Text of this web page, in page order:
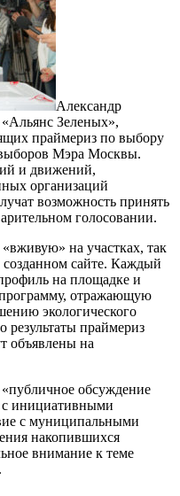
Александр
Зеленых»,
праймериз по выбору
выборов Мэра Москвы.
и движений,
организаций
возможность принять
голосовании.
на участках, так
сайте. Каждый
на площадке и
отражающую
экологического
праймериз
объявлены на
обсуждение
с инициативными
с муниципальными
накопившихся
внимание к теме